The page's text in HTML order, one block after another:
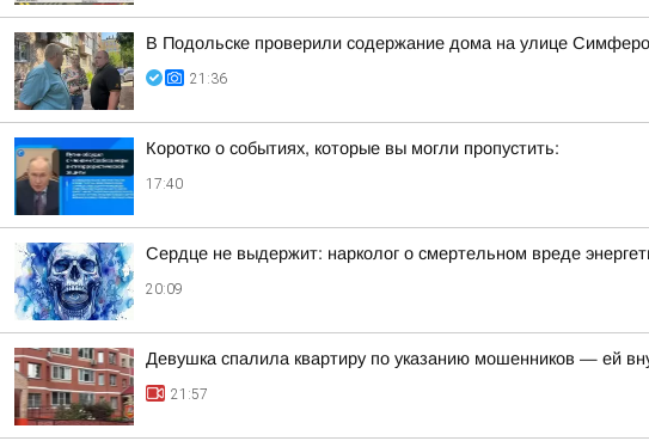
В Подольске проверили содержание дома на улице
21:36
Коротко о событиях, которые вы могли пропустить:
17:40
Сердце не выдержит: нарколог о смертельном вреде
20:09
Девушка спалила квартиру по указанию мошенников — ей
21:57